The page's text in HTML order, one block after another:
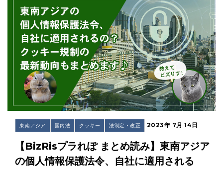
東南アジア 国内法 クッキー 法制定・改正 2023年 7月 14日
【BizRisプラれぽ まとめ読み】東南アジア
の個人情報保護法令、自社に適用される